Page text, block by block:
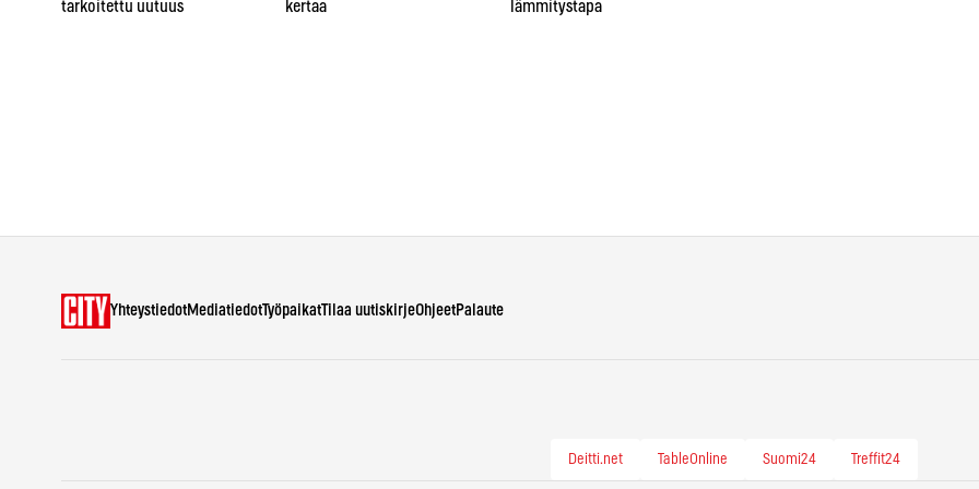
tarkoitettu uutuus
kertaa
lämmitystapa
YhteystiedotMediatiedotTyöpaikatTilaa uutiskirjeOhjeetPalaute
Deitti.net TableOnline Suomi24 Treffit24